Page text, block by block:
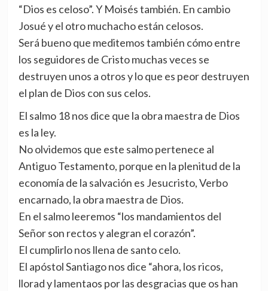
“Dios es celoso”. Y Moisés también. En cambio
Josué y el otro muchacho están celosos.
Será bueno que meditemos también cómo entre
los seguidores de Cristo muchas veces se
destruyen unos a otros y lo que es peor destruyen
el plan de Dios con sus celos.
El salmo 18 nos dice que la obra maestra de Dios
es la ley.
No olvidemos que este salmo pertenece al
Antiguo Testamento, porque en la plenitud de la
economía de la salvación es Jesucristo, Verbo
encarnado, la obra maestra de Dios.
En el salmo leeremos “los mandamientos del
Señor son rectos y alegran el corazón”.
El cumplirlo nos llena de santo celo.
El apóstol Santiago nos dice “ahora, los ricos,
llorad y lamentaos por las desgracias que os han